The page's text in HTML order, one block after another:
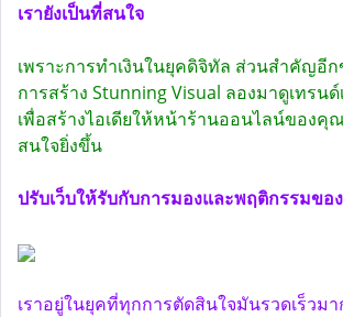
เรายังเป็นที่สนใจ
เพราะการทำเงินในยุคดิจิทัล ส่วนสำคัญอี
การสร้าง Stunning Visual ลองมาดูเทรน
เพื่อสร้างไอเดียให้หน้าร้านออนไลน์ของ
สนใจยิ่งขึ้น
ปรับเว็บให้รับกับการมองและพฤติกรรมขอ
เราอยู่ในยุคที่ทุกการตัดสินใจมันรวดเร็วมา